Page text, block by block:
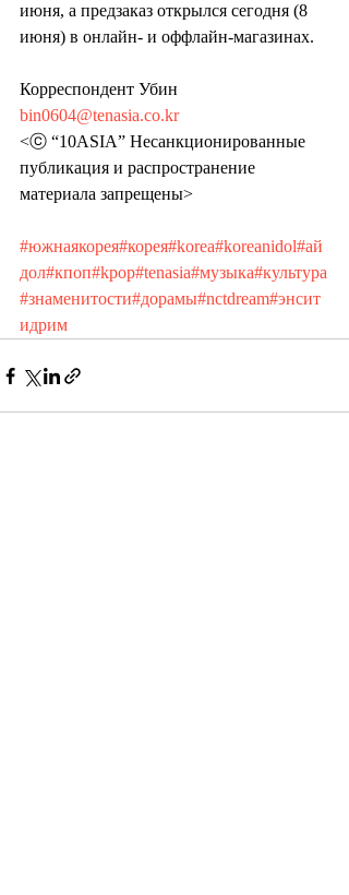
июня, а предзаказ открылся сегодня (8
июня) в онлайн- и оффлайн-магазинах.
Корреспондент Убин
bin0604@tenasia.co.kr
<ⓒ “10ASIA” Несанкционированные
публикация и распространение
материала запрещены>
#южнаякорея#корея#korea#koreanidol#ай
дол#кпоп#kpop#tenasia#музыка#культура
#знаменитости#дорамы#nctdream#энсит
идрим